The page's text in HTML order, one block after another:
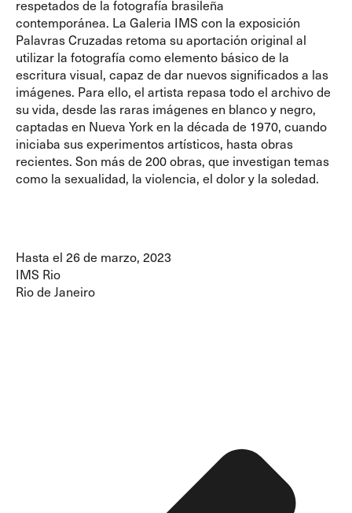
respetados de la fotografía brasileña
contemporánea. La Galeria IMS con la exposición
Palavras Cruzadas retoma su aportación original al
utilizar la fotografía como elemento básico de la
escritura visual, capaz de dar nuevos significados a las
imágenes. Para ello, el artista repasa todo el archivo de
su vida, desde las raras imágenes en blanco y negro,
captadas en Nueva York en la década de 1970, cuando
iniciaba sus experimentos artísticos, hasta obras
recientes. Son más de 200 obras, que investigan temas
como la sexualidad, la violencia, el dolor y la soledad.
Hasta el 26 de marzo, 2023
IMS Rio
Rio de Janeiro